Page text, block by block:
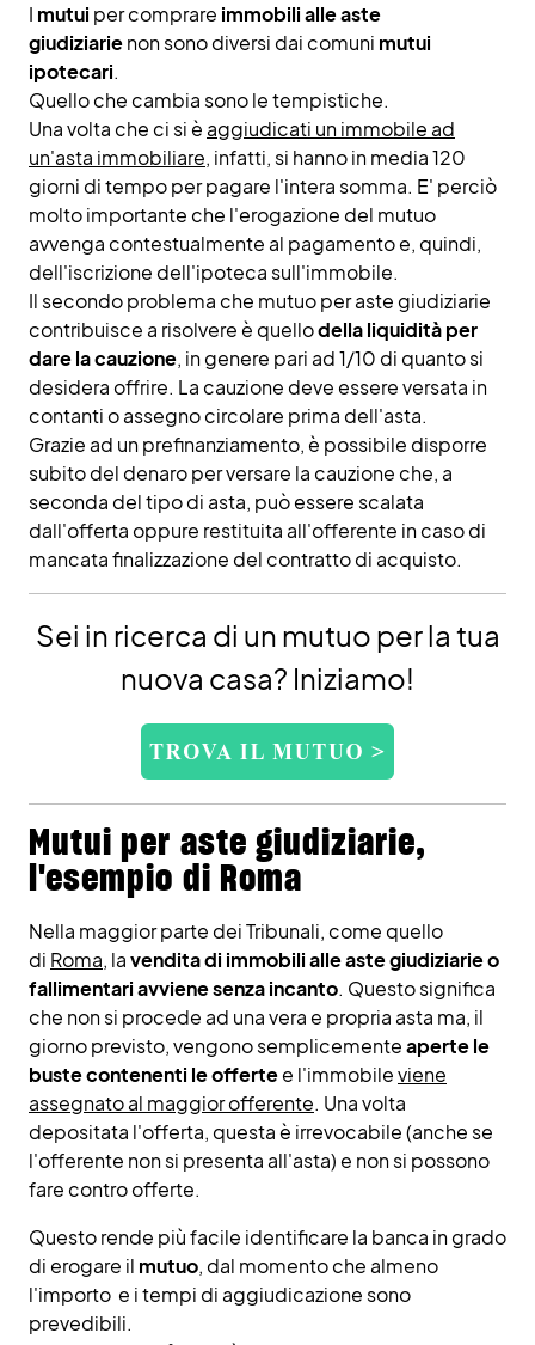
I mutui per comprare immobili alle aste
giudiziarienon sono diversi dai comuni mutui
ipotecari.
Quello che cambia sono le tempistiche.
Una volta che ci si è aggiudicati un immobile ad
un'asta immobiliare, infatti, si hanno in media 120
giorni di tempo per pagare l'intera somma. E' perciò
molto importante che l'erogazione del mutuo
avvenga contestualmente al pagamento e, quindi,
dell'iscrizione dell'ipoteca sull'immobile.
Il secondo problema che mutuo per aste giudiziarie
contribuisce a risolvere è quellodella liquidità per
dare la cauzione, in genere pari ad 1/10 di quanto si
desidera offrire. La cauzione deve essere versata in
contanti o assegno circolare prima dell'asta.
Grazie ad un prefinanziamento, è possibile disporre
subito del denaro per versare la cauzione che, a
seconda del tipo di asta, può essere scalata
dall'offerta oppure restituita all'offerente in caso di
mancata finalizzazione del contratto di acquisto.
Sei in ricerca di un mutuo per la tua
nuova casa? Iniziamo!
Mutui per aste giudiziarie,
l'esempio di Roma
Nella maggior parte dei Tribunali, come quello
di Roma, lavendita di immobili alle aste giudiziarie o
fallimentari avviene senza incanto. Questo significa
che non si procede ad una vera e propria asta ma, il
giorno previsto, vengono semplicementeaperte le
buste contenenti le offertee l'immobileviene
assegnato al maggior offerente. Una volta
depositata l'offerta, questa è irrevocabile (anche se
l'offerente non si presenta all'asta) e non si possono
fare contro offerte.
Questo rende più facile identificare la banca in grado
di erogare il mutuo, dal momento che almeno
l'importo e i tempi di aggiudicazione sono
prevedibili.